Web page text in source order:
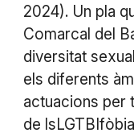
2024). Un pla
Comarcal del
diversitat
els diferents
actuacions per
de